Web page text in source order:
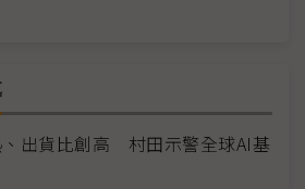
、出貨比創高 村田示警全球AI基